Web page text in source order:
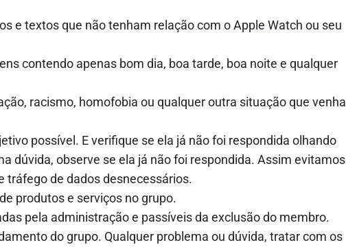
e textos que não tenham relação com o Apple Watch ou seu
contendo apenas bom dia, boa tarde, boa noite e qualquer
racismo, homofobia ou qualquer outra situação que venha
possível. E verifique se ela já não foi respondida olhando
dúvida, observe se ela já não foi respondida. Assim evitamos
tráfego de dados desnecessários.
produtos e serviços no grupo.
pela administração e passíveis da exclusão do membro.
do grupo. Qualquer problema ou dúvida, tratar com os